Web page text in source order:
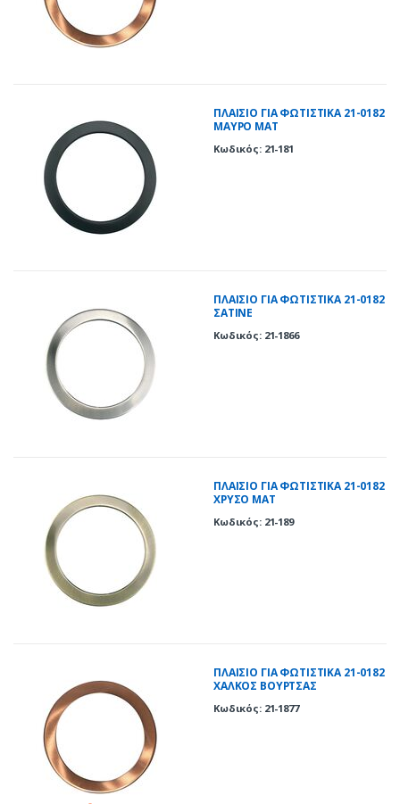
ΠΛΑΙΣΙΟ ΓΙΑ ΦΩΤΙΣΤΙΚΑ 21-0182
ΜΑΥΡΟ ΜΑΤ
Κωδικός: 21-181
ΠΛΑΙΣΙΟ ΓΙΑ ΦΩΤΙΣΤΙΚΑ 21-0182
ΣΑΤΙΝΕ
Κωδικός: 21-1866
ΠΛΑΙΣΙΟ ΓΙΑ ΦΩΤΙΣΤΙΚΑ 21-0182
ΧΡΥΣΟ ΜΑΤ
Κωδικός: 21-189
ΠΛΑΙΣΙΟ ΓΙΑ ΦΩΤΙΣΤΙΚΑ 21-0182
ΧΑΛΚΟΣ ΒΟΥΡΤΣΑΣ
Κωδικός: 21-1877